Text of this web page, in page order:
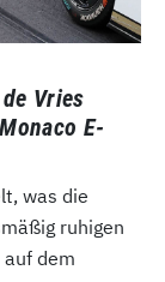
Vries
E-
was die
ruhigen
dem